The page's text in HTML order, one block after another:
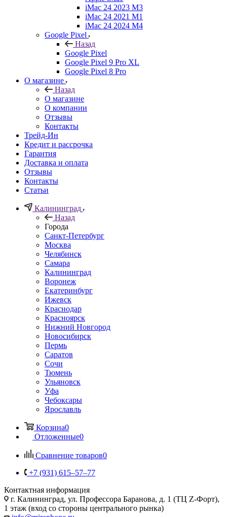
iMac 24 2023 M3
iMac 24 2021 M1
iMac 24 2024 M4
Google Pixel
Назад
Google Pixel
Google Pixel 9 Pro XL
Google Pixel 8 Pro
О магазине
Назад
О магазине
О компании
Отзывы
Контакты
Трейд-Ин
Кредит и рассрочка
Гарантия
Доставка и оплата
Отзывы
Контакты
Статьи
Калининград
Назад
Города
Санкт-Петербург
Москва
Челябинск
Самара
Калининград
Воронеж
Екатеринбург
Ижевск
Краснодар
Красноярск
Нижний Новгород
Новосибирск
Пермь
Саратов
Сочи
Тюмень
Ульяновск
Уфа
Чебоксары
Ярославль
Корзина0
Отложенные0
Сравнение товаров0
+7 (931) 615‒57‒77
Контактная информация
г. Калининград, ул. Профессора Баранова, д. 1 (ТЦ Z-Форт),
1 этаж (вход со стороны центрального рынка)